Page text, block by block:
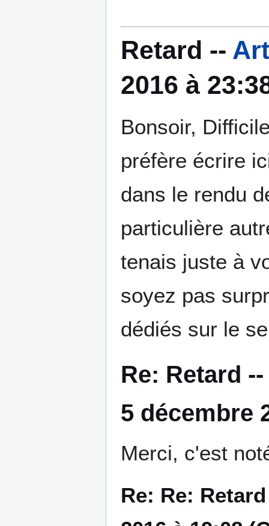
Retard --
2016 à
Bonsoir,
préfère écrire
dans le rendu
particulière
tenais juste à
soyez pas
dédiés sur le
Re: Retard
5 décembre
Merci, c'est
Re: Re: